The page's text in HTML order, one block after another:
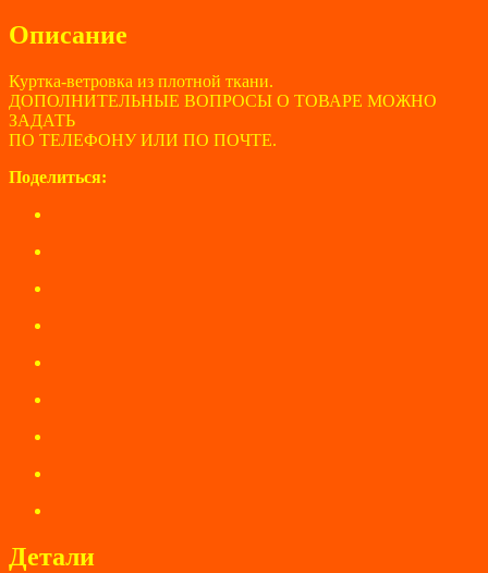
Описание
Куртка-ветровка из плотной ткани.
ДОПОЛНИТЕЛЬНЫЕ ВОПРОСЫ О ТОВАРЕ МОЖНО
ЗАДАТЬ
ПО ТЕЛЕФОНУ ИЛИ ПО ПОЧТЕ.
Поделиться:
Детали